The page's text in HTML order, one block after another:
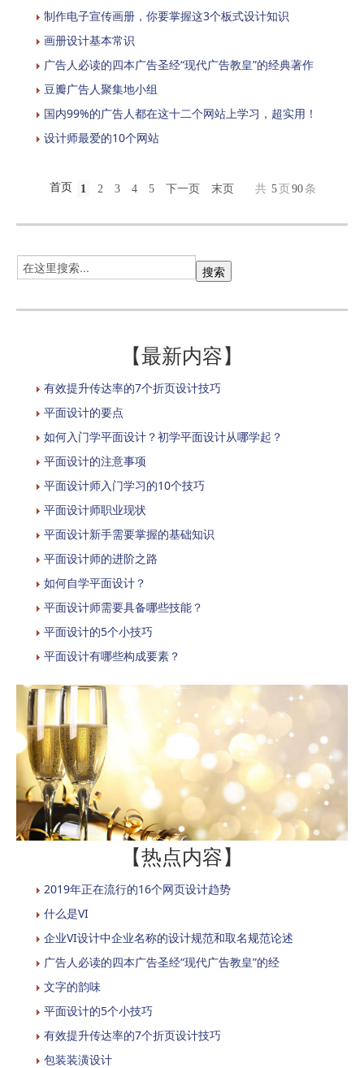
制作电子宣传画册，你要掌握这3个板式设计知识
画册设计基本常识
广告人必读的四本广告圣经“现代广告教皇”的经典著作
豆瓣广告人聚集地小组
国内99%的广告人都在这十二个网站上学习，超实用！
设计师最爱的10个网站
首页 1 2 3 4 5 下一页 末页 共 5 页 90 条
【最新内容】
有效提升传达率的7个折页设计技巧
平面设计的要点
如何入门学平面设计？初学平面设计从哪学起？
平面设计的注意事项
平面设计师入门学习的10个技巧
平面设计师职业现状
平面设计新手需要掌握的基础知识
平面设计师的进阶之路
如何自学平面设计？
平面设计师需要具备哪些技能？
平面设计的5个小技巧
平面设计有哪些构成要素？
【热点内容】
2019年正在流行的16个网页设计趋势
什么是VI
企业VI设计中企业名称的设计规范和取名规范论述
广告人必读的四本广告圣经“现代广告教皇”的经
文字的韵味
平面设计的5个小技巧
有效提升传达率的7个折页设计技巧
包装装潢设计